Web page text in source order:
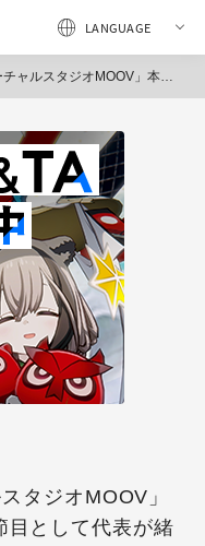
稼働へ、設立10周年を節目として代表が緒方達郎氏に変更
タジオMOOV」
目として代表が緒